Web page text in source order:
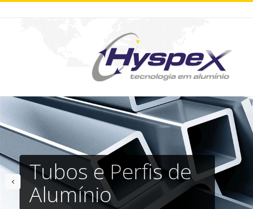
Tubos e Perfis de
Alumínio